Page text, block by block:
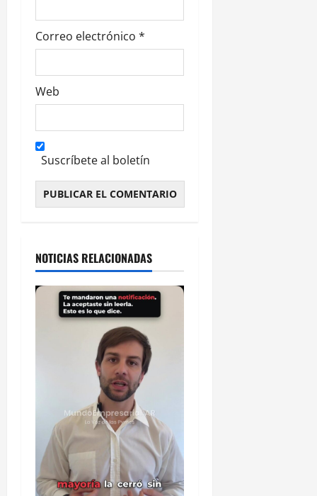
Correo electrónico *
Web
Suscríbete al boletín
NOTICIAS RELACIONADAS